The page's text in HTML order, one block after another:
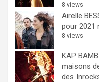
8 views
Airelle
pour 2021
8 views
KAP
maisons
des